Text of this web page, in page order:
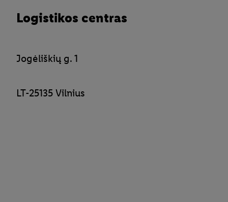
Logistikos centras
Jogėliškių g. 1
LT-25135 Vilnius